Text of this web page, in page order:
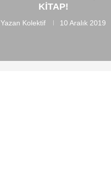
KITAP!
Yazan Kolektif 10 Aralık 2019